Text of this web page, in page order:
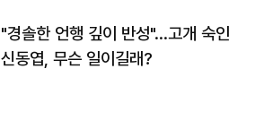
"경솔한 언행 깊이 반성"…고개 숙인
신동엽, 무슨 일이길래?